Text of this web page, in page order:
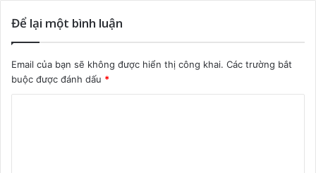
Để lại một bình luận
Email của bạn sẽ không được hiển thị công khai. Các trường bắt
buộc được đánh dấu *